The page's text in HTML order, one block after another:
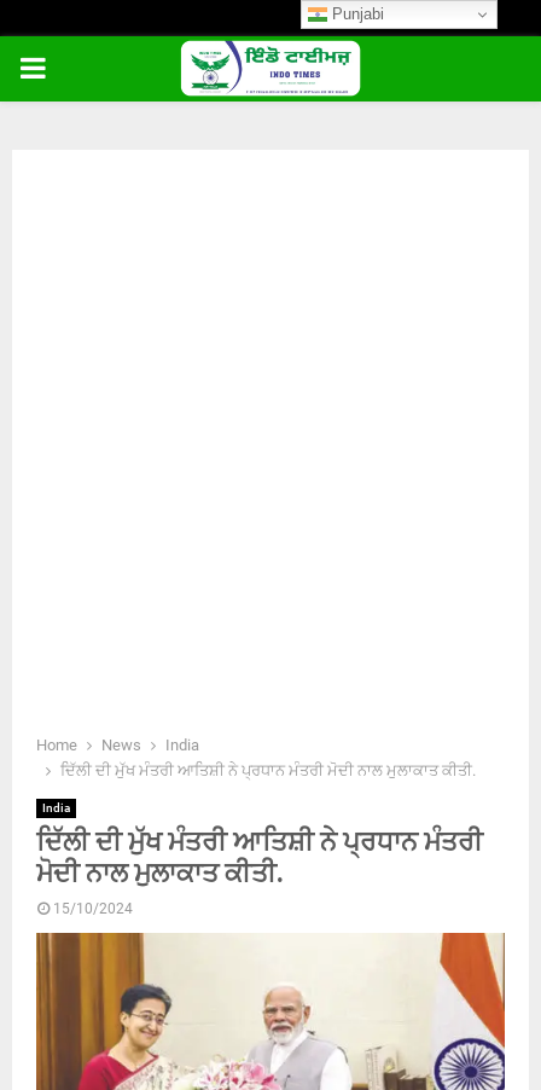
PRIMARY
Home News
India
ਦਿੱਲੀ ਦੀ ਮੁੱਖ ਮੰਤਰੀ ਆਤਿਸ਼ੀ ਨੇ ਪ੍ਰਧਾਨ ਮੰਤਰੀ ਮੋਦੀ ਨਾਲ ਮੁਲਾਕਾਤ ਕੀਤੀ.
India
ਦਿੱਲੀ ਦੀ ਮੁੱਖ ਮੰਤਰੀ ਆਤਿਸ਼ੀ ਨੇ ਪ੍ਰਧਾਨ ਮੰਤਰੀ
ਮੋਦੀ ਨਾਲ ਮੁਲਾਕਾਤ ਕੀਤੀ.
15/10/2024
Punjabi